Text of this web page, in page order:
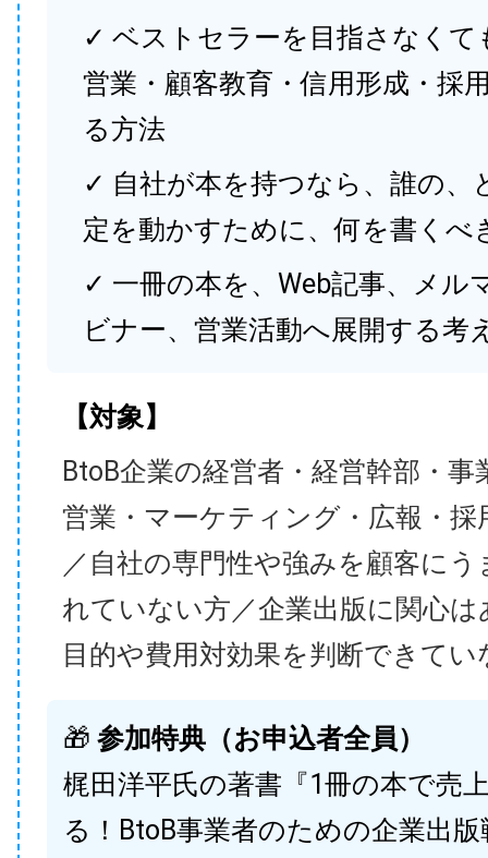
✓ ベストセラーを目指さなくて
営業・顧客教育・信用形成・採
る方法
✓ 自社が本を持つなら、誰の、
定を動かすために、何を書くべ
✓ 一冊の本を、Web記事、メル
ビナー、営業活動へ展開する考
【対象】
BtoB企業の経営者・経営幹部・事
営業・マーケティング・広報・採
／自社の専門性や強みを顧客に
れていない方／企業出版に関心
目的や費用対効果を判断できてい
🎁 参加特典（お申込者全員）
梶田洋平氏の著書『1冊の本で売
る！BtoB事業者のための企業出